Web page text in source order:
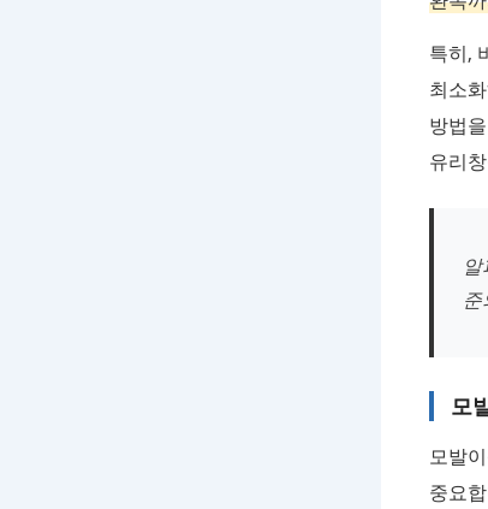
특히,
최소
방법
유리
모
모발
중요